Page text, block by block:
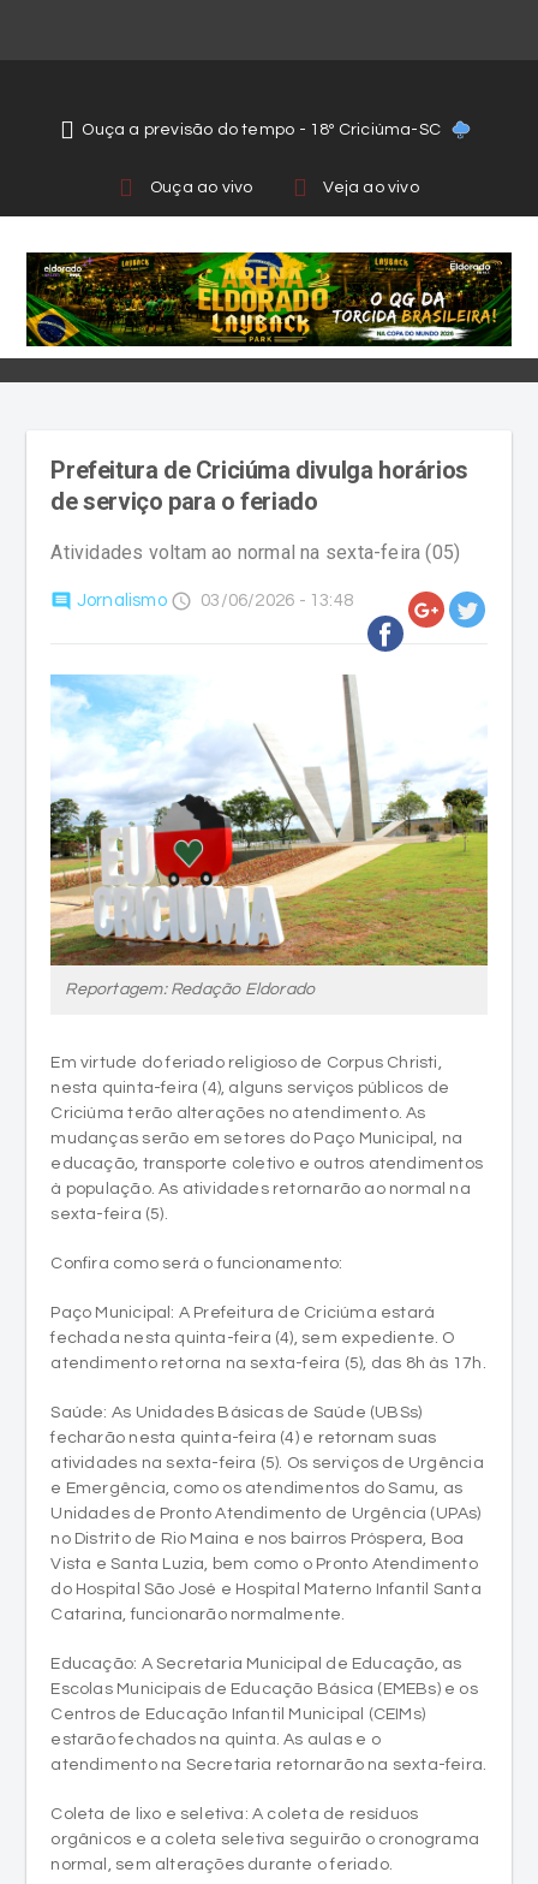
Ouça a previsão do tempo - 18º Criciúma-SC
Ouça ao vivo Veja ao vivo
Prefeitura de Criciúma divulga horários
de serviço para o feriado
Atividades voltam ao normal na sexta-feira (05)
comment Jornalismo access_time 03/06/2026 - 13:48
Reportagem: Redação Eldorado
Em virtude do feriado religioso de Corpus Christi,
nesta quinta-feira (4), alguns serviços públicos de
Criciúma terão alterações no atendimento. As
mudanças serão em setores do Paço Municipal, na
educação, transporte coletivo e outros atendimentos
à população. As atividades retornarão ao normal na
sexta-feira (5).
Confira como será o funcionamento:
Paço Municipal: A Prefeitura de Criciúma estará
fechada nesta quinta-feira (4), sem expediente. O
atendimento retorna na sexta-feira (5), das 8h às 17h.
Saúde: As Unidades Básicas de Saúde (UBSs)
fecharão nesta quinta-feira (4) e retornam suas
atividades na sexta-feira (5). Os serviços de Urgência
e Emergência, como os atendimentos do Samu, as
Unidades de Pronto Atendimento de Urgência (UPAs)
no Distrito de Rio Maina e nos bairros Próspera, Boa
Vista e Santa Luzia, bem como o Pronto Atendimento
do Hospital São José e Hospital Materno Infantil Santa
Catarina, funcionarão normalmente.
Educação: A Secretaria Municipal de Educação, as
Escolas Municipais de Educação Básica (EMEBs) e os
Centros de Educação Infantil Municipal (CEIMs)
estarão fechados na quinta. As aulas e o
atendimento na Secretaria retornarão na sexta-feira.
Coleta de lixo e seletiva: A coleta de resíduos
orgânicos e a coleta seletiva seguirão o cronograma
normal, sem alterações durante o feriado.